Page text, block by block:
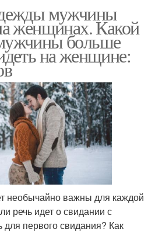
мужчины
женщинах. Какой
больше
на женщине:
необычайно важны для каждой
речь идет о свидании с
первого свидания? Как